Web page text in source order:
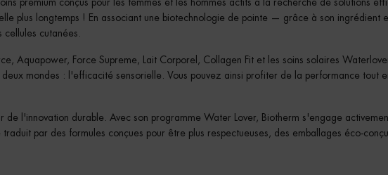
premium conçus pour les femmes et les hommes actifs à la recherche de solutions
plus longtemps ! En associant une biotechnologie de pointe — grâce à son
cutanées.
Aquapower, Force Supreme, Lait Corporel, Collagen Fit et les soins solaires
mondes : l'efficacité sensorielle. Vous pouvez ainsi profiter de la performance tout
de l'innovation durable. Avec son programme Water Lover, Biotherm s'engage
par des formules conçues pour être plus respectueuses, des emballages éco-